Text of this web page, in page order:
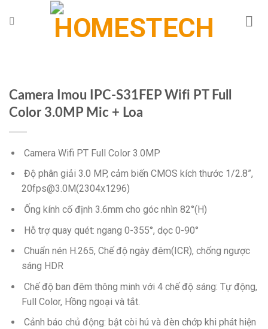
đến
Camera Imou IPC-S31FEP Wifi PT Full
Color 3.0MP Mic + Loa
Camera Wifi PT Full Color 3.0MP
Độ phân giải 3.0 MP, cảm biến CMOS kích thước 1/2.8”,
20fps@3.0M(2304x1296)
Ống kính cố định 3.6mm cho góc nhìn 82°(H)
Hỗ trợ quay quét: ngang 0-355°, dọc 0-90°
Chuẩn nén H.265, Chế độ ngày đêm(ICR), chống ngược
sáng HDR
Chế độ ban đêm thông minh với 4 chế độ sáng: Tự động,
Full Color, Hồng ngoại và tắt.
Cảnh báo chủ động: bật còi hú và đèn chớp khi phát hiện